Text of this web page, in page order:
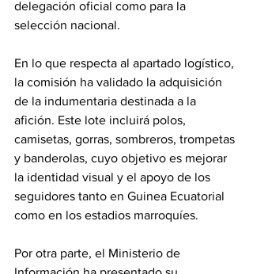
delegación oficial como para la
selección nacional.
En lo que respecta al apartado logístico,
la comisión ha validado la adquisición
de la indumentaria destinada a la
afición. Este lote incluirá polos,
camisetas, gorras, sombreros, trompetas
y banderolas, cuyo objetivo es mejorar
la identidad visual y el apoyo de los
seguidores tanto en Guinea Ecuatorial
como en los estadios marroquíes.
Por otra parte, el Ministerio de